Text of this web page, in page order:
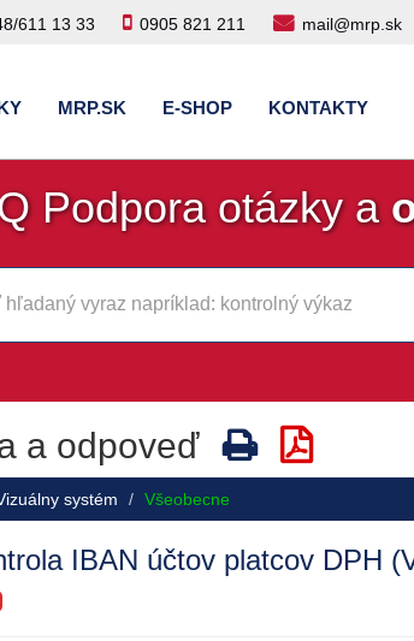
611 13 33 0905 821 211 mail@mrp.sk
MRP.SK E-SHOP KONTAKTY
Podpora otázky a
a odpoveď
systém Všeobecne
IBAN účtov platcov DPH